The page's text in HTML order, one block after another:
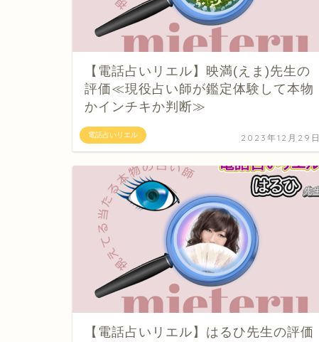
電話占いリエル
【電話占いリエル】映満(えま)先生の
評価≪現役占い師が鑑定体験して本物
かインチキか判断≫
2023年12月29日
【電話占いリエル】はるひ先生の評価